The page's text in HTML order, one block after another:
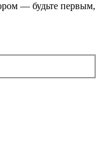
— будьте первым,